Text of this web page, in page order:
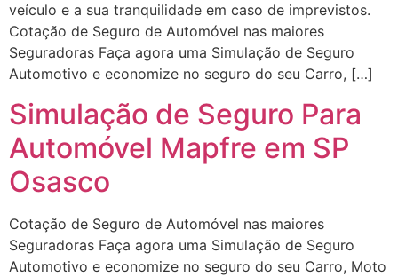
veículo e a sua tranquilidade em caso de imprevistos.
Cotação de Seguro de Automóvel nas maiores
Seguradoras Faça agora uma Simulação de Seguro
Automotivo e economize no seguro do seu Carro, […]
Simulação de Seguro Para
Automóvel Mapfre em SP
Osasco
Cotação de Seguro de Automóvel nas maiores
Seguradoras Faça agora uma Simulação de Seguro
Automotivo e economize no seguro do seu Carro, Moto